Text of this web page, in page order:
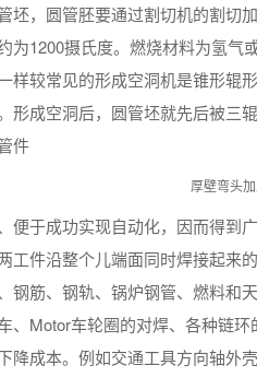
坯，圆管胚要通过割切机的割切
为1200摄氏度。燃烧材料为氢
样较常见的形成空洞机是锥形辊
形成空洞后，圆管坯就先后被三
件
便于成功实现自动化，因而得到
工件沿整个儿端面同时焊接起来
钢筋、钢轨、锅炉钢管、燃料和
、Motor车轮圈的对焊、各种链
降成本。例如交通工具方向轴外